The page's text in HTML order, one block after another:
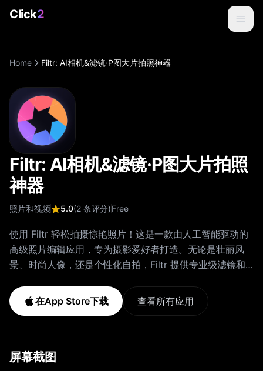
Click2
Home Filtr: AI相机&滤镜·P图大片拍照神器
Filtr: AI相机&滤镜·P图大片拍照
神器
照片和视频 5.0(2 条评分)Free
使用 Filtr 轻松拍摄惊艳照片！这是一款由人工智能驱动的
高级照片编辑应用，专为摄影爱好者打造。无论是壮丽风
景、时尚人像，还是个性化自拍，Filtr 提供专业级滤镜和
能： • 实时AI滤镜：70+ 款精心设计的滤镜，包括复古、
电影、黑白和艺术风格。 • 高效图像处理：超快速调整，
增强面部细节，一键去除瑕疵。 • 风景增强：动态调整光
在App Store下载 查看所有应用
屏幕截图